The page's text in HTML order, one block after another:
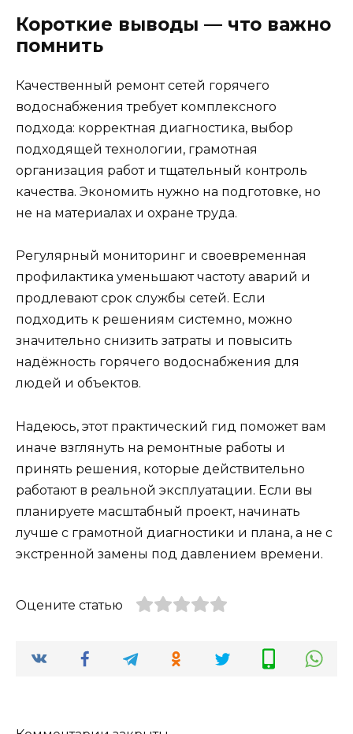
Короткие выводы — что важно
помнить
Качественный ремонт сетей горячего
водоснабжения требует комплексного
подхода: корректная диагностика, выбор
подходящей технологии, грамотная
организация работ и тщательный контроль
качества. Экономить нужно на подготовке, но
не на материалах и охране труда.
Регулярный мониторинг и своевременная
профилактика уменьшают частоту аварий и
продлевают срок службы сетей. Если
подходить к решениям системно, можно
значительно снизить затраты и повысить
надёжность горячего водоснабжения для
людей и объектов.
Надеюсь, этот практический гид поможет вам
иначе взглянуть на ремонтные работы и
принять решения, которые действительно
работают в реальной эксплуатации. Если вы
планируете масштабный проект, начинать
лучше с грамотной диагностики и плана, а не с
экстренной замены под давлением времени.
Оцените статью